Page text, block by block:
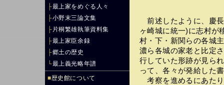
├最上家をめぐる人々
├小野末三論文集
├ 片桐繁雄執筆資料集
├最上家臣余録
├郷土の歴史
└最上義光略年譜
■歴史館について
前述したように、慶
ヶ崎城に統一)に志村が
村・下・新関らの各城
濃ら各城の家老と比定
行していた形跡が見ら
って、各々が発給した
考察を進めるにあた